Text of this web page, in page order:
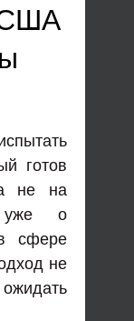
США
готов
не на
уже о
сфере
не